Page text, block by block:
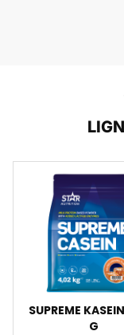
SUPREME
G